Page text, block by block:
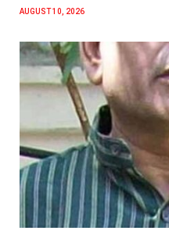
AUGUST 10, 2026